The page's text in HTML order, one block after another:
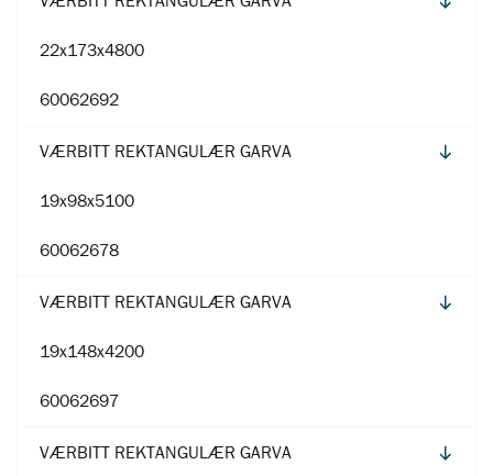
22x173x4800
60062692
VÆRBITT REKTANGULÆR GARVA
19x98x5100
60062678
VÆRBITT REKTANGULÆR GARVA
19x148x4200
60062697
VÆRBITT REKTANGULÆR GARVA